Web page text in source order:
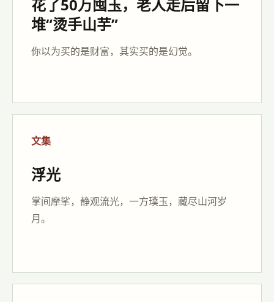
花了50万囤玉，老人走后留下一
堆“烫手山芋”
你以为买的是财富，其实买的是幻觉。
文集
浮光
掌间摩挲，静观流光，一方璞玉，藏尽山河岁
月。